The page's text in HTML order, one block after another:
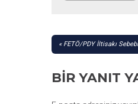
YAZI
FETÖ/PDY İltisakı
BIR YANIT